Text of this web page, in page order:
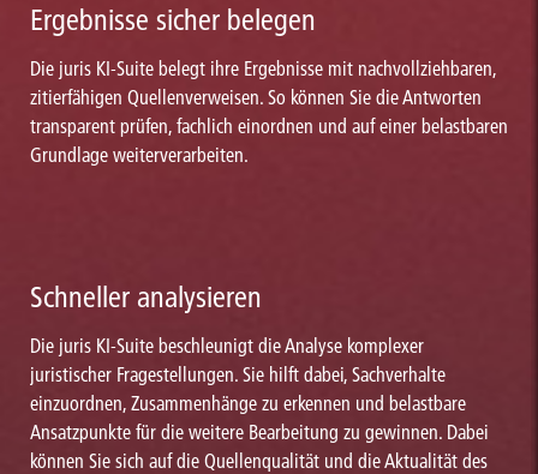
Ergebnisse sicher belegen
Die juris KI-Suite belegt ihre Ergebnisse mit nachvollziehbaren,
zitierfähigen Quellenverweisen. So können Sie die Antworten
transparent prüfen, fachlich einordnen und auf einer belastbaren
Grundlage weiterverarbeiten.
Schneller analysieren
Die juris KI-Suite beschleunigt die Analyse komplexer
juristischer Fragestellungen. Sie hilft dabei, Sachverhalte
einzuordnen, Zusammenhänge zu erkennen und belastbare
Ansatzpunkte für die weitere Bearbeitung zu gewinnen. Dabei
können Sie sich auf die Quellenqualität und die Aktualität des